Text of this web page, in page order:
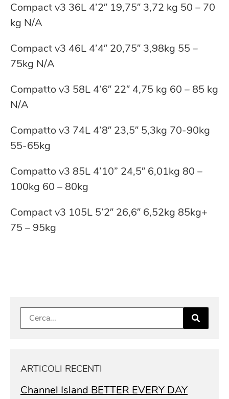
Compact v3 36L 4’2″ 19,75″ 3,72 kg 50 – 70
kg N/A
Compact v3 46L 4’4″ 20,75″ 3,98kg 55 –
75kg N/A
Compatto v3 58L 4’6″ 22″ 4,75 kg 60 – 85 kg
N/A
Compatto v3 74L 4’8″ 23,5″ 5,3kg 70-90kg
55-65kg
Compatto v3 85L 4’10” 24,5″ 6,01kg 80 –
100kg 60 – 80kg
Compact v3 105L 5’2″ 26,6″ 6,52kg 85kg+
75 – 95kg
Ricerca
per:
ARTICOLI RECENTI
Channel Island BETTER EVERY DAY